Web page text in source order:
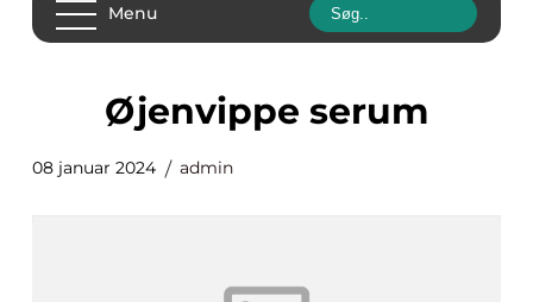
Menu
øjenvippe serum
08 januar 2024 admin